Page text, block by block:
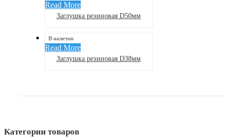
Read More
Заглушка резиновая D50мм
В наличии
Read More
Заглушка резиновая D38мм
Категории товаров